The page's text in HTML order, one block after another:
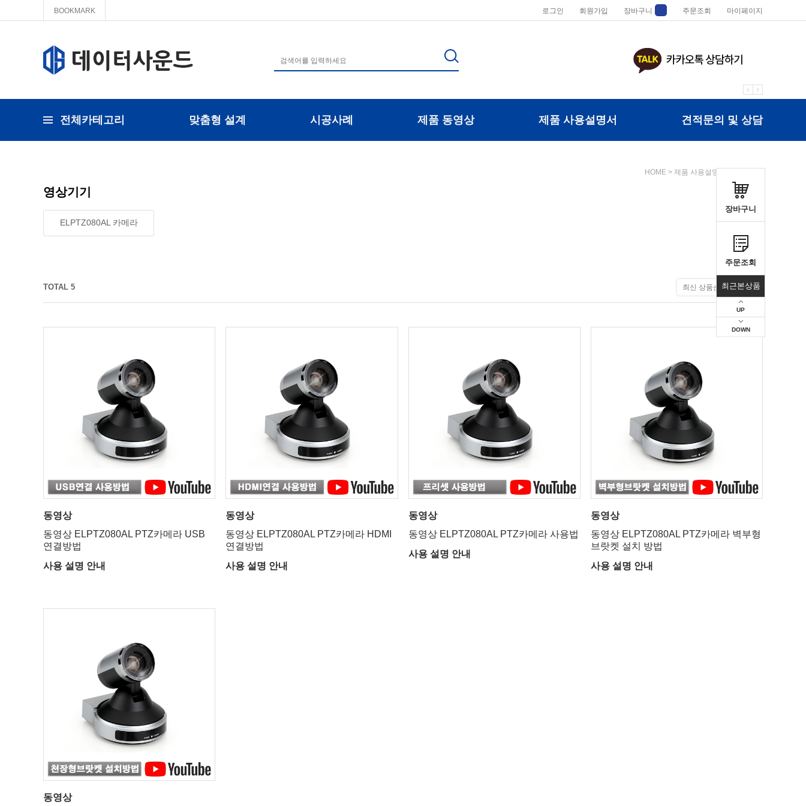
BOOKMARK 로그인 회원가입 장바구니 주문조회 마이페이지
전체카테고리 맞춤형 설계 시공사례 제품 동영상 제품 사용설명서 견적문의 및 상담
장바구니
주문조회
최근본상품
UP
DOWN
HOME > 제품 사용설명서
영상기기
ELPTZ080AL 카메라
TOTAL 5
동영상
동영상 ELPTZ080AL PTZ카메라 USB
연결방법
사용 설명 안내
동영상
동영상 ELPTZ080AL PTZ카메라 HDMI
연결방법
사용 설명 안내
동영상
동영상 ELPTZ080AL PTZ카메라 사용법
사용 설명 안내
동영상
동영상 ELPTZ080AL PTZ카메라 벽부형
브랏켓 설치 방법
사용 설명 안내
동영상